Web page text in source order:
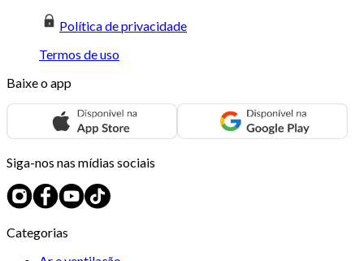
Política de privacidade
Termos de uso
Baixe o app
Siga-nos nas mídias sociais
Categorias